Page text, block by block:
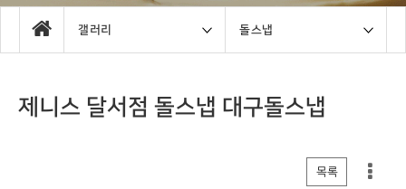
갤러리 돌스냅
제니스 달서점 돌스냅 대구돌스냅
목록